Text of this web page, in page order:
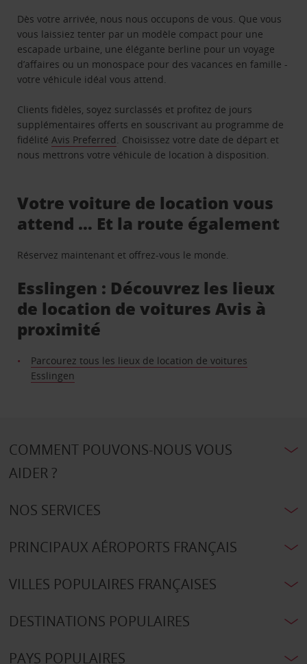
Dès votre arrivée, nous nous occupons de vous. Que vous
vous laissiez tenter par un modèle compact pour une
escapade urbaine, une élégante berline pour un voyage
d’affaires ou un monospace pour des vacances en famille -
votre véhicule idéal vous attend.
Clients fidèles, soyez surclassés et profitez de jours
supplémentaires offerts en souscrivant au programme de
fidélitéAvis Preferred. Choisissez votre date de départ et
nous mettrons votre véhicule de location à disposition.
Votre voiture de location vous
attend … Et la route également
Réservez maintenant et offrez-vous le monde.
Esslingen : Découvrez les lieux
de location de voitures Avis à
proximité
Parcourez tous les lieux de location de voitures
Esslingen
COMMENT POUVONS-NOUS VOUS
AIDER ?
NOS SERVICES
PRINCIPAUX AÉROPORTS FRANÇAIS
VILLES POPULAIRES FRANÇAISES
DESTINATIONS POPULAIRES
PAYS POPULAIRES